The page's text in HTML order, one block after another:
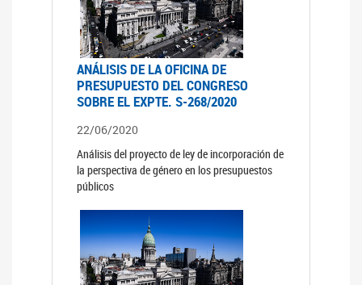
ANÁLISIS DE LA OFICINA DE
PRESUPUESTO DEL CONGRESO
SOBRE EL EXPTE. S-268/2020
22/06/2020
Análisis del proyecto de ley de incorporación de
la perspectiva de género en los presupuestos
públicos